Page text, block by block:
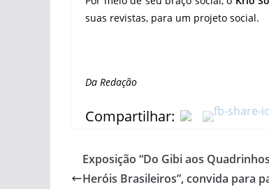
suas revistas, para um projeto social.
Da Redação
Compartilhar:
Exposição “Do Gibi aos
Heróis Brasileiros”, convida para